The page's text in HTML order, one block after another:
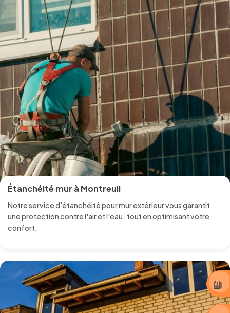
Étanchéité mur à Montreuil
Notre service d’étanchéité pour mur extérieur vous garantit
une protection contre l'air et l'eau, tout en optimisant votre
confort.